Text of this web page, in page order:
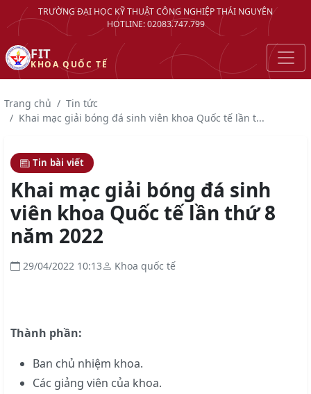
TRƯỜNG ĐẠI HỌC KỸ THUẬT CÔNG NGHIỆP THÁI NGUYÊN
HOTLINE: 02083.747.799
FIT
KHOA QUỐC TẾ
Trang chủ
Tin tức
Khai mạc giải bóng đá sinh viên khoa Quốc tế lần t...
Tin bài viết
Khai mạc giải bóng đá sinh
viên khoa Quốc tế lần thứ 8
năm 2022
29/04/2022 10:13 Khoa quốc tế
Thành phần:
Ban chủ nhiệm khoa.
Các giảng viên của khoa.